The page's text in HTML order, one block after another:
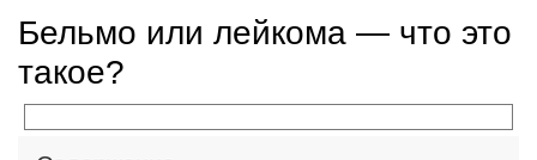
Бельмо или лейкома — что это
такое?